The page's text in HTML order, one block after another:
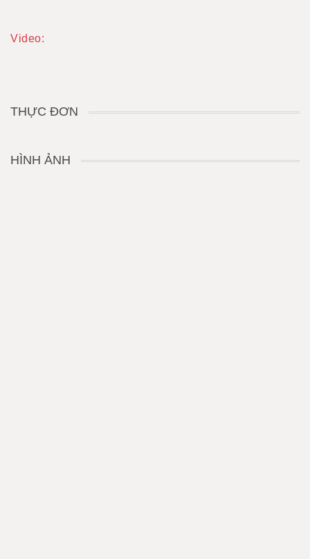
Video:
THỰC ĐƠN
HÌNH ẢNH